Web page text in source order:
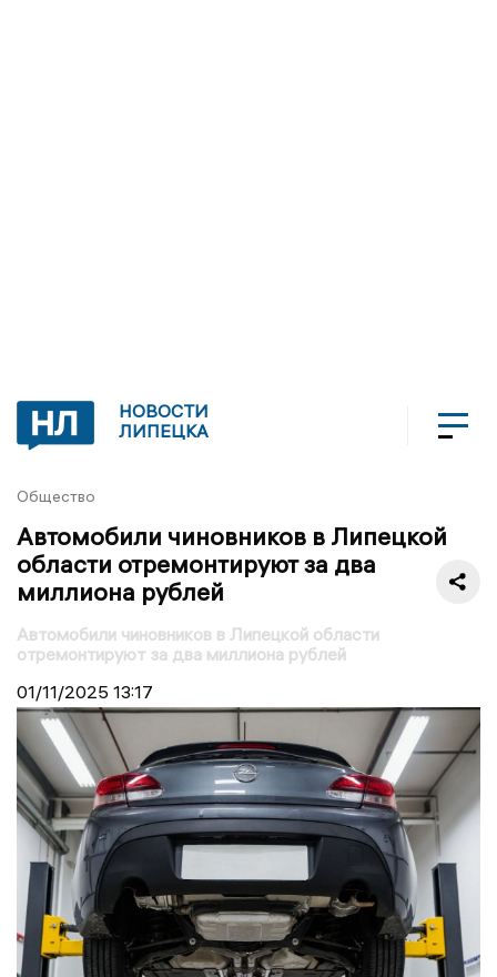
НОВОСТИ
ЛИПЕЦКА
Общество
Автомобили чиновников в Липецкой
области отремонтируют за два
миллиона рублей
Автомобили чиновников в Липецкой области
отремонтируют за два миллиона рублей
01/11/2025 13:17